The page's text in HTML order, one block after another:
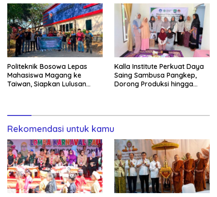
Politeknik Bosowa Lepas
Mahasiswa Magang ke
Taiwan, Siapkan Lulusan
Kalla Institute Perkuat Daya
Saing Sambusa Pangkep,
Dorong Produksi hingga
Rekomendasi untuk kamu